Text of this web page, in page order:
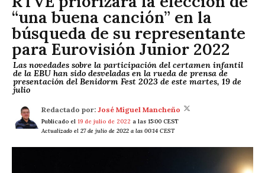
“una buena canción” en la
búsqueda de su representante
para Eurovisión Junior 2022
Las novedades sobre la participación del certamen infantil
de la EBU han sido desveladas en la rueda de prensa de
presentación del Benidorm Fest 2023 de este martes, 19 de
julio
Redactado por: José Miguel Mancheño
Publicado el 19 de julio de 2022 a las 15:00 CEST
Actualizado el 27 de julio de 2022 a las 00:14 CEST